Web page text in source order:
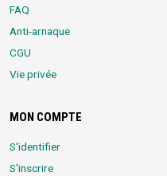
FAQ
Anti-arnaque
CGU
Vie privée
MON COMPTE
S'identifier
S'inscrire